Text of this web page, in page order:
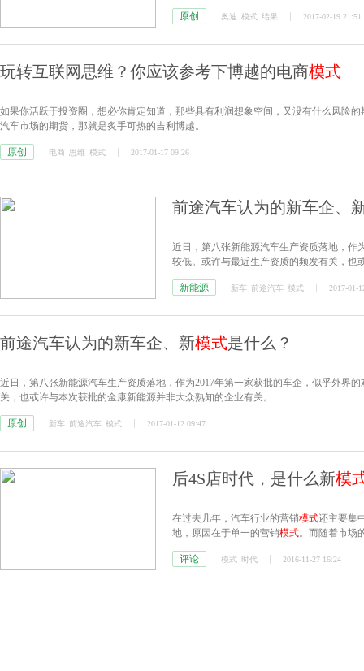
原创 奥迪 模式 结果 2017-02-19 21:51
玩转互联网思维？你应该参考下博越的电商模式
如果你活跃于投资圈，想必你肯定知道，那些具有利润想象空间，又没有什么风险
汽车市场的期货，那就是炙手可热的吉利博越。
原创 电商 思维 模式 2017-01-17 09:26
前途汽车认为的新车企、
近日，第八张新能源汽车生产资质落地，作
较低。或许与最近生产资质的频发有关，也
新能源 新车 前途汽车 模式 2017-01-
前途汽车认为的新车企、新模式是什么？
近日，第八张新能源汽车生产资质落地，作为2017年第一家获批的车企，似乎外界
关，也或许与本次获批的金康新能源并非大众熟知的企业有关。
原创 新车 前途汽车 模式 2017-01-12 09:47
后4S店时代，是什么新模
在过去几年，汽车行业的营销模式还主要集
地，原因在于单一的营销模式。而随着市场
评论
模式 时代 2016-11-27 16:24